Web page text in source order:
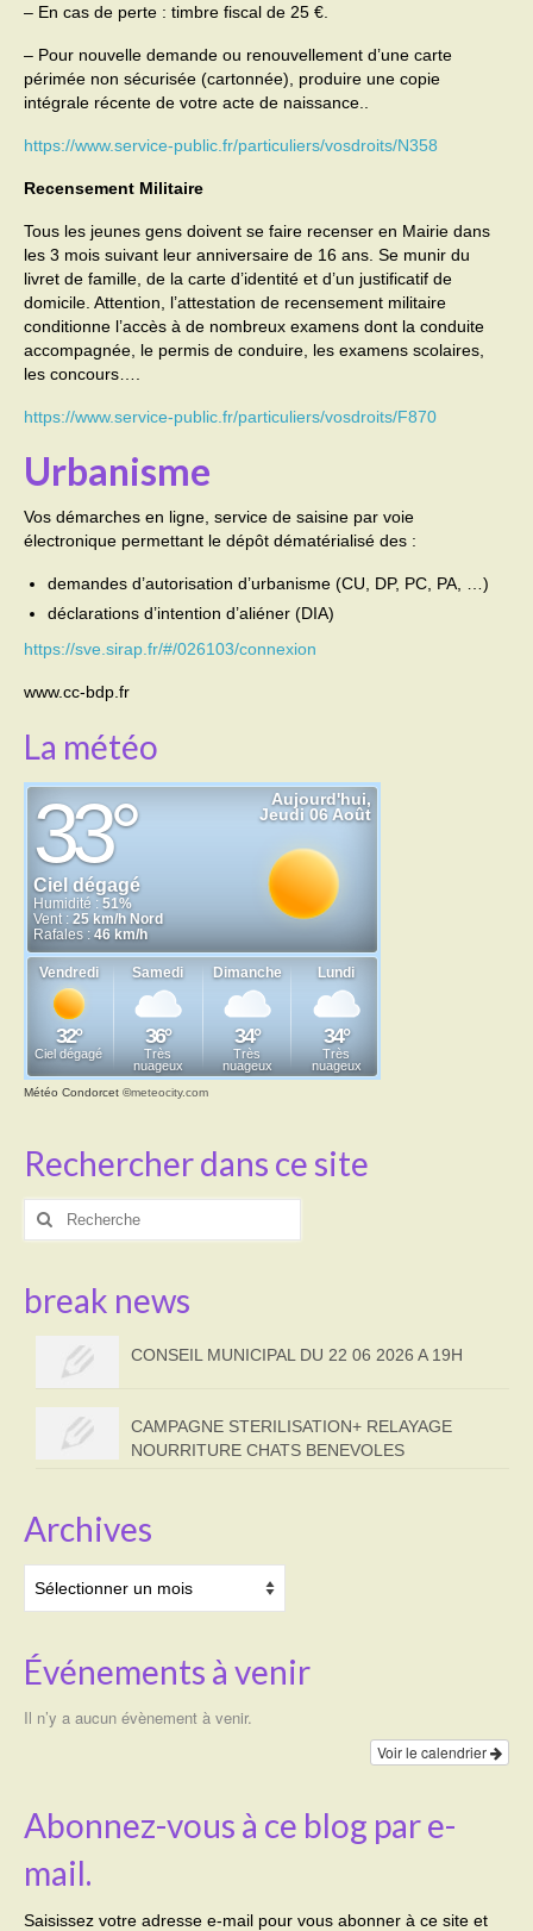
– En cas de perte : timbre fiscal de 25 €.
– Pour nouvelle demande ou renouvellement d’une carte
périmée non sécurisée (cartonnée), produire une copie
intégrale récente de votre acte de naissance..
https://www.service-public.fr/particuliers/vosdroits/N358
Recensement Militaire
Tous les jeunes gens doivent se faire recenser en Mairie dans
les 3 mois suivant leur anniversaire de 16 ans. Se munir du
livret de famille, de la carte d’identité et d’un justificatif de
domicile. Attention, l’attestation de recensement militaire
conditionne l’accès à de nombreux examens dont la conduite
accompagnée, le permis de conduire, les examens scolaires,
les concours….
https://www.service-public.fr/particuliers/vosdroits/F870
Urbanisme
Vos démarches en ligne, service de saisine par voie
électronique permettant le dépôt dématérialisé des :
demandes d’autorisation d’urbanisme (CU, DP, PC, PA, …)
déclarations d’intention d’aliéner (DIA)
https://sve.sirap.fr/#/026103/connexion
www.cc-bdp.fr
La météo
Météo Condorcet ©meteocity.com
Rechercher dans ce site
Rechercher
break news
CONSEIL MUNICIPAL DU 22 06 2026 A 19H
CAMPAGNE STERILISATION+ RELAYAGE
NOURRITURE CHATS BENEVOLES
Archives
Événements à venir
Il n’y a aucun évènement à venir.
Voir le calendrier
Abonnez-vous à ce blog par e-
mail.
Saisissez votre adresse e-mail pour vous abonner à ce site et